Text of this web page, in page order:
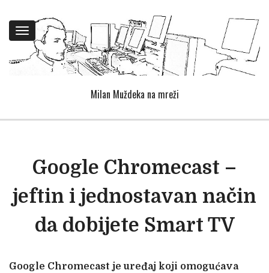
Toggle
navigation
Milan Muždeka na mreži
Google Chromecast –
jeftin i jednostavan način
da dobijete Smart TV
Google Chromecast je uređaj koji omogućava